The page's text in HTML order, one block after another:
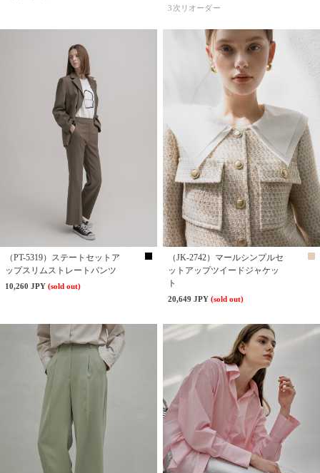
3次リオーダー
（PT-5319）ステートセットア
ップスリムストレートパンツ
10,260 JPY (sold out)
（JK-2742）マールシンプルセ
ットアップツイードジャケッ
ト
20,649 JPY(sold out)